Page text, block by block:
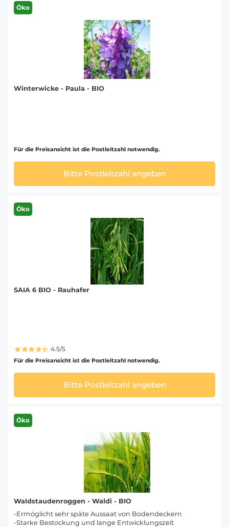
Öko
Winterwicke - Paula - BIO
Für die Preisansicht ist die Postleitzahl notwendig.
Bitte Postleitzahl angeben
Öko
SAIA 6 BIO - Rauhafer
4.5/5
Für die Preisansicht ist die Postleitzahl notwendig.
Bitte Postleitzahl angeben
Öko
Waldstaudenroggen - Waldi - BIO
-Ermöglicht sehr späte Aussaat von Bodendeckern
-Starke Bestockung und lange Entwicklungszeit